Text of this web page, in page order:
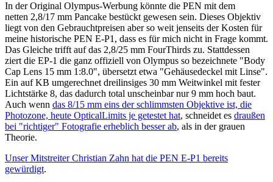
In der Original Olympus-Werbung könnte die PEN mit dem
netten 2,8/17 mm Pancake bestückt gewesen sein. Dieses Objektiv
liegt von den Gebrauchtpreisen aber so weit jenseits der Kosten für
meine historische PEN E-P1, dass es für mich nicht in Frage kommt.
Das Gleiche trifft auf das 2,8/25 mm FourThirds zu. Stattdessen
ziert die EP-1 die ganz offiziell von Olympus so bezeichnete "Body
Cap Lens 15 mm 1:8.0", übersetzt etwa "Gehäusedeckel mit Linse".
Ein auf KB umgerechnet dreilinsiges 30 mm Weitwinkel mit fester
Lichtstärke 8, das dadurch total unscheinbar nur 9 mm hoch baut.
Auch wenn das 8/15 mm eins der schlimmsten Objektive ist, die
Photozone, heute OpticalLimits je getestet hat, schneidet es draußen
bei "richtiger" Fotografie erheblich besser ab, als in der grauen
Theorie.
Unser Mitstreiter Christian Zahn hat die PEN E-P1 bereits
gewürdigt.